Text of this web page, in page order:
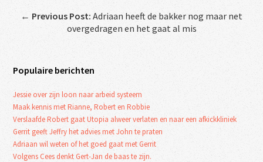
← Previous Post: Adriaan heeft de bakker nog maar net
overgedragen en het gaat al mis
Populaire berichten
Jessie over zijn loon naar arbeid systeem
Maak kennis met Rianne, Robert en Robbie
Verslaafde Robert gaat Utopia alweer verlaten en naar een afkickkliniek
Gerrit geeft Jeffry het advies met John te praten
Adriaan wil weten of het goed gaat met Gerrit
Volgens Cees denkt Gert-Jan de baas te zijn.